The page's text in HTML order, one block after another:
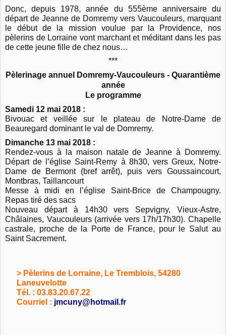
Donc, depuis 1978, année du 555ème anniversaire du
départ de Jeanne de Domremy vers Vaucouleurs, marquant
le début de la mission voulue par la Providence, nos
pèlerins de Lorraine vont marchant et méditant dans les pas
de cette jeune fille de chez nous…
***
Pèlerinage annuel Domremy-Vaucouleurs - Quarantième
année
Le programme
Samedi 12 mai 2018 :
Bivouac et veillée sur le plateau de Notre-Dame de
Beauregard dominant le val de Domremy.
Dimanche 13 mai 2018 :
Rendez-vous à la maison natale de Jeanne à Domremy.
Départ de l’église Saint-Remy à 8h30, vers Greux, Notre-
Dame de Bermont (bref arrêt), puis vers Goussaincourt,
Montbras, Taillancourt
Messe à midi en l’église Saint-Brice de Champougny.
Repas tiré des sacs
Nouveau départ à 14h30 vers Sepvigny, Vieux-Astre,
Châlaines, Vaucouleurs (arrivée vers 17h/17h30). Chapelle
castrale, proche de la Porte de France, pour le Salut au
Saint Sacrement.
> Pèlerins de Lorraine, Le Tremblois, 54280
Laneuvelotte
Tél. : 03.83.20.67.22
Courriel : jmcuny@hotmail.fr